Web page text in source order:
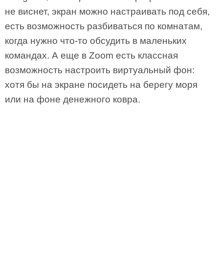
не виснет, экран можно настраивать под себя,
есть возможность разбиваться по комнатам,
когда нужно что-то обсудить в маленьких
командах. А еще в Zoom есть классная
возможность настроить виртуальный фон:
хотя бы на экране посидеть на берегу моря
или на фоне денежного ковра.